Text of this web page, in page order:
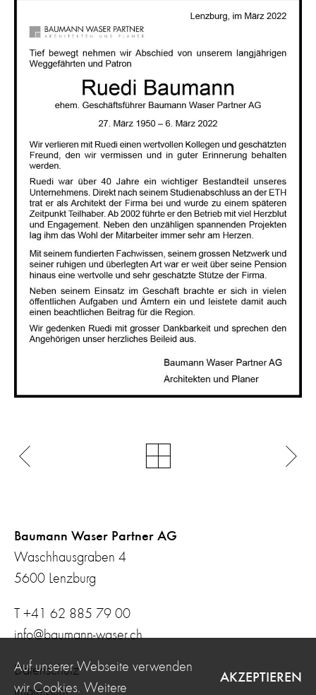
Baumann Waser Partner AG
Waschhausgraben 4
5600 Lenzburg
T +41 62 885 79 00
info@baumann-waser.ch
Datenschutz
Impressum
Auf unserer Webseite verwenden
wir Cookies. Weitere
AKZEPTIEREN